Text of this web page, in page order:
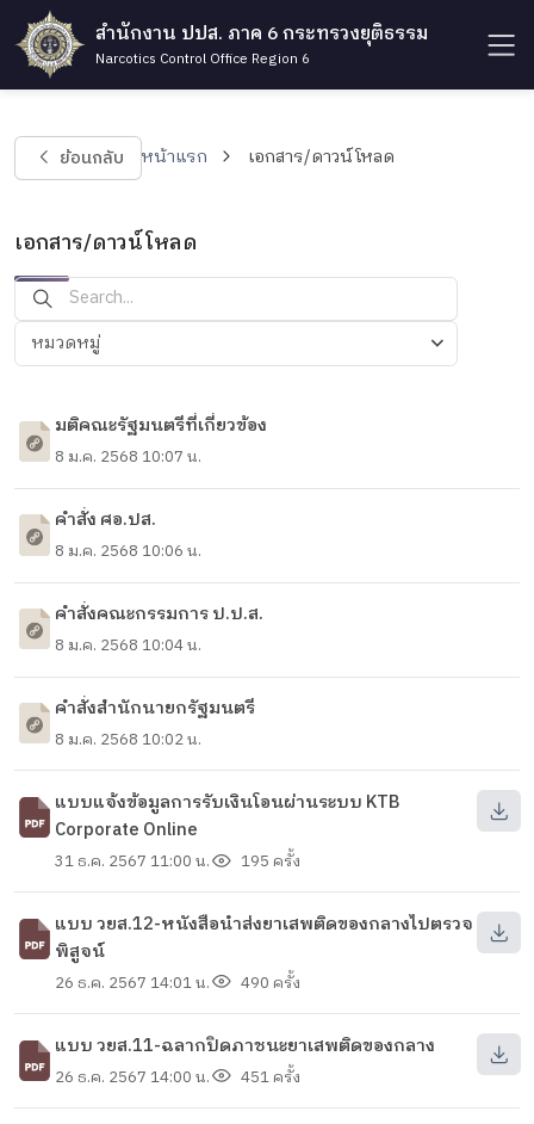
สำนักงาน ปปส. ภาค 6 กระทรวงยุติธรรม
Narcotics Control Office Region 6
ย้อนกลับ หน้าแรก เอกสาร/ดาวน์โหลด
เอกสาร/ดาวน์โหลด
หมวดหมู่
มติคณะรัฐมนตรีที่เกี่ยวข้อง
8 ม.ค. 2568 10:07 น.
คำสั่ง ศอ.ปส.
8 ม.ค. 2568 10:06 น.
คำสั่งคณะกรรมการ ป.ป.ส.
8 ม.ค. 2568 10:04 น.
คำสั่งสำนักนายกรัฐมนตรี
8 ม.ค. 2568 10:02 น.
แบบแจ้งข้อมูลการรับเงินโอนผ่านระบบ KTB
Corporate Online
31 ธ.ค. 2567 11:00 น. 195 ครั้ง
แบบ วยส.12-หนังสือนำส่งยาเสพติดของกลางไปตรวจ
พิสูจน์
26 ธ.ค. 2567 14:01 น. 490 ครั้ง
แบบ วยส.11-ฉลากปิดภาชนะยาเสพติดของกลาง
26 ธ.ค. 2567 14:00 น. 451 ครั้ง